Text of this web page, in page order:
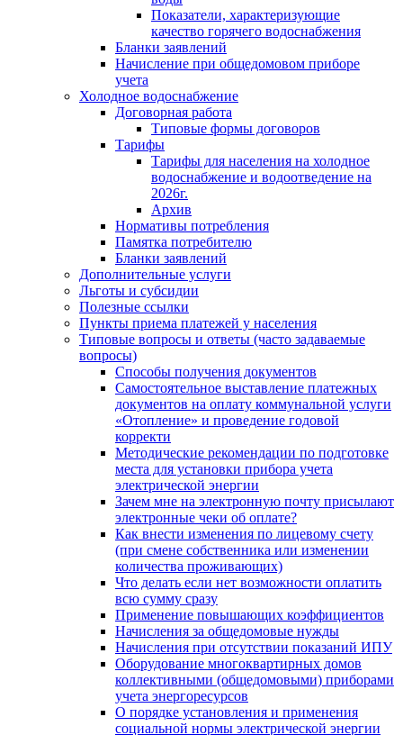
Показатели, характеризующие
качество горячего водоснабжения
Бланки заявлений
Начисление при общедомовом приборе
учета
Холодное водоснабжение
Договорная работа
Типовые формы договоров
Тарифы
Тарифы для населения на холодное
водоснабжение и водоотведение на
2026г.
Архив
Нормативы потребления
Памятка потребителю
Бланки заявлений
Дополнительные услуги
Льготы и субсидии
Полезные ссылки
Пункты приема платежей у населения
Типовые вопросы и ответы (часто задаваемые
вопросы)
Способы получения документов
Самостоятельное выставление платежных
документов на оплату коммунальной услуги
«Отопление» и проведение годовой
корректи
Методические рекомендации по подготовке
места для установки прибора учета
электрической энергии
Зачем мне на электронную почту присылают
электронные чеки об оплате?
Как внести изменения по лицевому счету
(при смене собственника или изменении
количества проживающих)
Что делать если нет возможности оплатить
всю сумму сразу
Применение повышающих коэффициентов
Начисления за общедомовые нужды
Начисления при отсутствии показаний ИПУ
Оборудование многоквартирных домов
коллективными (общедомовыми) приборами
учета энергоресурсов
О порядке установления и применения
социальной нормы электрической энергии